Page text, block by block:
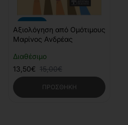
-10%
Διαθέσιμο
Αξιολόγηση από Ομότιμους
Μαρίνος Ανδρέας
13,50€ 15,00€
ΠΡΟΣΘΉΚΗ